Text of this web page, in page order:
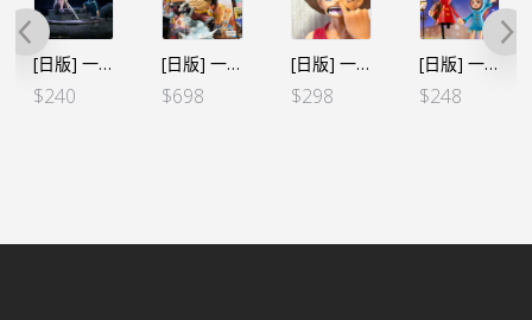
[日版] 一番くじ -冒険への軌跡- C賞 卓洛&古伊娜
$240
[日版] 一番賞 海賊王 BATTLE MEMORIES B賞 四檔彈跳人
$698
[日版] 一番くじ -冒險的記憶- B賞 鼻孔路飛 (已開盒查款
$298
[日版] 一番くじ -情感回憶2- D賞 蕾貝卡
$248